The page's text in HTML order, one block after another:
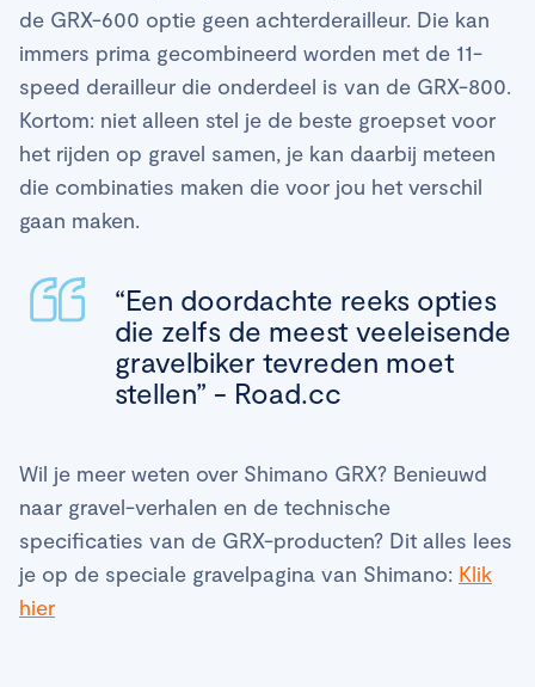
de GRX-600 optie geen achterderailleur. Die kan
immers prima gecombineerd worden met de 11-
speed derailleur die onderdeel is van de GRX-800.
Kortom: niet alleen stel je de beste groepset voor
het rijden op gravel samen, je kan daarbij meteen
die combinaties maken die voor jou het verschil
gaan maken.
“Een doordachte reeks opties
die zelfs de meest veeleisende
gravelbiker tevreden moet
stellen” - Road.cc
Wil je meer weten over Shimano GRX? Benieuwd
naar gravel-verhalen en de technische
specificaties van de GRX-producten? Dit alles lees
je op de speciale gravelpagina van Shimano: Klik
hier